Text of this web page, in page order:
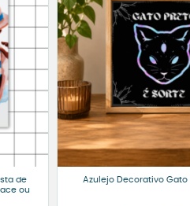
de
ou
Azulejo Decorativo Gato